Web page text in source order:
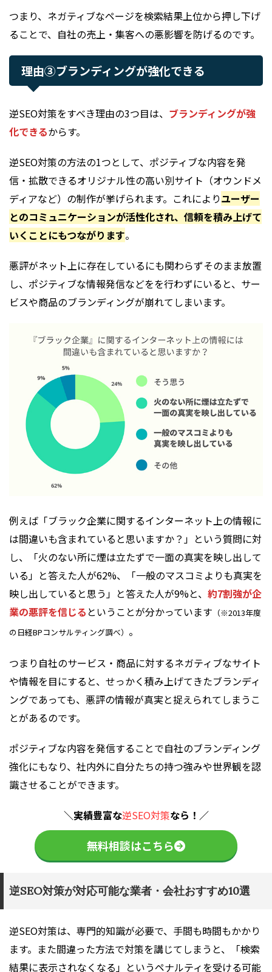
つまり、ネガティブなページを検索結果上位から押し下げ
ることで、自社の売上・集客への悪影響を防げるのです。
理由③ブランディングが強化できる
逆SEO対策をすべき理由の3つ目は、 ブランディングが強
化できるからす。
逆SEO対策の方法の1つとして、ポジティブな内容を発
信・拡散できるオリジナル性の高い別サイト（オウンドメ
ディアなど）の制作が挙げられます。これによりユーザー
とのコミュニケーションが活性化され、信頼を積み上げて
いくことにもつながります。
悪評がネット上に存在しているにも関わらずそのまま放置
し、ポジティブな情報発信などをを行わずにいると、サー
ビスや商品のブランディングが崩れてしまいます。
例えば「ブラック企業に関するインターネット上の情報に
は間違いも含まれていると思いますか？」という質問に対
し、「火のない所に煙は立たずで一面の真実を映し出して
いる」と答えた人が62%、「一般のマスコミよりも真実を
映し出していると思う」と答えた人が9%と、 約7割強が企
業の悪評を信じる ということが分かっています （※2013年度
の日経BPコンサルティング調べ） 。
つまり自社のサービス・商品に対するネガティブなサイト
や情報を目にすると、せっかく積み上げてきたブランディ
ングであっても、悪評の情報が真実と捉えられてしまうこ
とがあるのです。
ポジティブな内容を発信することで自社のブランディング
強化にもなり、社内外に自分たちの持つ強みや世界観を認
識させることができます。
＼実績豊富な逆SEO対策なら！／
無料相談はこちら
逆SEO対策が対応可能な業者・会社おすすめ10選
逆SEO対策は、専門的知識が必要で、手間も時間もかかり
ます。また間違った方法で対策を講じてしまうと、「検索
結果に表示されなくなる」というペナルティを受ける可能